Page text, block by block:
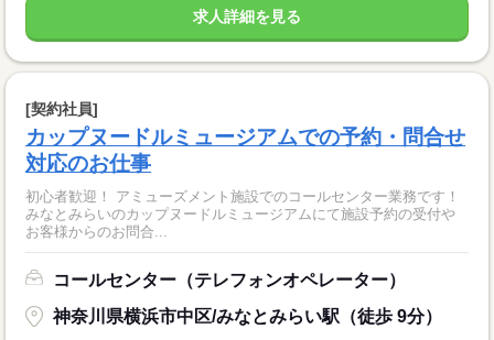
求人詳細を見る
[契約社員]
カップヌードルミュージアムでの予約・問合せ
対応のお仕事
初心者歓迎！ アミューズメント施設でのコールセンター業務です！
みなとみらいのカップヌードルミュージアムにて施設予約の受付や
お客様からのお問合...
コールセンター（テレフォンオペレーター）
神奈川県横浜市中区/みなとみらい駅（徒歩 9分）